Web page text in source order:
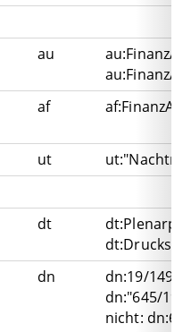
au
au:FinanzA
au:FinanzA
af af:FinanzA
ut
dt
dn
dn:19/149
dn:"645/
nicht: